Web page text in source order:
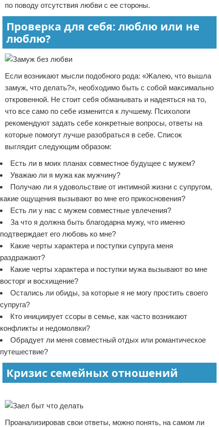
по поводу отсутствия любви с ее стороны.
Проверка для себя: люблю или не
люблю?
Если возникают мысли подобного рода: «Жалею, что вышла
замуж, что делать?», необходимо быть с собой максимально
откровенной. Не стоит себя обманывать и надеяться на то,
что все само по себе изменится к лучшему. Психологи
рекомендуют задать себе конкретные вопросы, ответы на
которые помогут лучше разобраться в себе. Список
выглядит следующим образом:
Есть ли в моих планах совместное будущее с мужем?
Уважаю ли я мужа как мужчину?
Получаю ли я удовольствие от интимной жизни с супругом,
какие ощущения вызывают во мне его прикосновения?
Есть ли у нас с мужем совместные увлечения?
За что я должна быть благодарна мужу, что именно
подтверждает его любовь ко мне?
Какие черты характера и поступки супруга меня
раздражают?
Какие черты характера и поступки мужа вызывают во мне
восторг и восхищение?
Остались ли обиды, за которые я не могу простить своего
супруга?
Кто инициирует ссоры в семье, как часто возникают
конфликты и недомолвки?
Обрадует ли меня совместный отдых или романтическое
путешествие?
Кризис семейных отношений
Проанализировав свои ответы, можно понять, на самом ли